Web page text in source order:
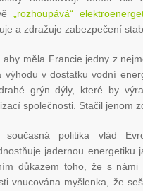
„rozhoupává“
a zdražuje zabezpečení
aby měla Francie jedny z
výhodu v dostatku vodní
grýn dýly, které by
společnosti. Stačil jenom
politika vlád
jadernou energetiku
důkazem toho, že s
vnucována myšlenka, že